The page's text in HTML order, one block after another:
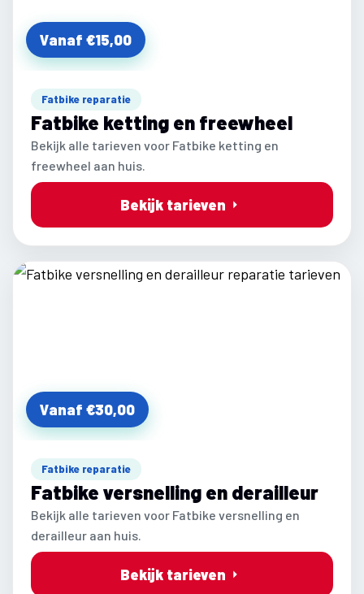
Vanaf €15,00
Fatbike reparatie
Fatbike ketting en freewheel
Bekijk alle tarieven voor Fatbike ketting en
freewheel aan huis.
Bekijk tarieven
Vanaf €30,00
Fatbike reparatie
Fatbike versnelling en derailleur
Bekijk alle tarieven voor Fatbike versnelling en
derailleur aan huis.
Bekijk tarieven